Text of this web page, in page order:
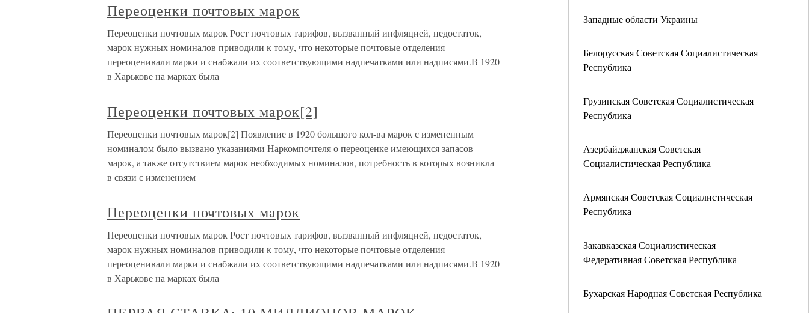
Западные области Украины
Белорусская Советская Социалистическая
Республика
Грузинская Советская Социалистическая
Республика
Азербайджанская Советская
Социалистическая Республика
Армянская Советская Социалистическая
Республика
Закавказская Социалистическая
Федеративная Советская Республика
Бухарская Народная Советская Республика
Переоценки почтовых марок
Переоценки почтовых марок Рост почтовых тарифов, вызванный инфляцией, недостаток,
марок нужных номиналов приводили к тому, что некоторые почтовые отделения
переоценивали марки и снабжали их соответствующими надпечатками или надписями.В 1920
в Харькове на марках была
Переоценки почтовых марок[2]
Переоценки почтовых марок[2] Появление в 1920 большого кол-ва марок с измененным
номиналом было вызвано указаниями Наркомпочтеля о переоценке имеющихся запасов
марок, а также отсутствием марок необходимых номиналов, потребность в которых возникла
в связи с изменением
Переоценки почтовых марок
Переоценки почтовых марок Рост почтовых тарифов, вызванный инфляцией, недостаток,
марок нужных номиналов приводили к тому, что некоторые почтовые отделения
переоценивали марки и снабжали их соответствующими надпечатками или надписями.В 1920
в Харькове на марках была